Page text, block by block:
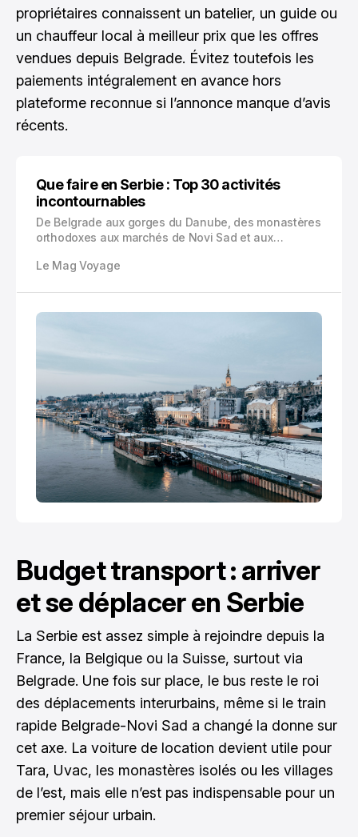
propriétaires connaissent un batelier, un guide ou
un chauffeur local à meilleur prix que les offres
vendues depuis Belgrade. Évitez toutefois les
paiements intégralement en avance hors
plateforme reconnue si l’annonce manque d’avis
récents.
Que faire en Serbie : Top 30 activités
incontournables
De Belgrade aux gorges du Danube, des monastères
orthodoxes aux marchés de Novi Sad et aux
concrètes pour découvrir la Serbie sans se limiter
Le Mag Voyage
Budget transport : arriver
et se déplacer en Serbie
La Serbie est assez simple à rejoindre depuis la
France, la Belgique ou la Suisse, surtout via
Belgrade. Une fois sur place, le bus reste le roi
des déplacements interurbains, même si le train
rapide Belgrade-Novi Sad a changé la donne sur
cet axe. La voiture de location devient utile pour
Tara, Uvac, les monastères isolés ou les villages
de l’est, mais elle n’est pas indispensable pour un
premier séjour urbain.